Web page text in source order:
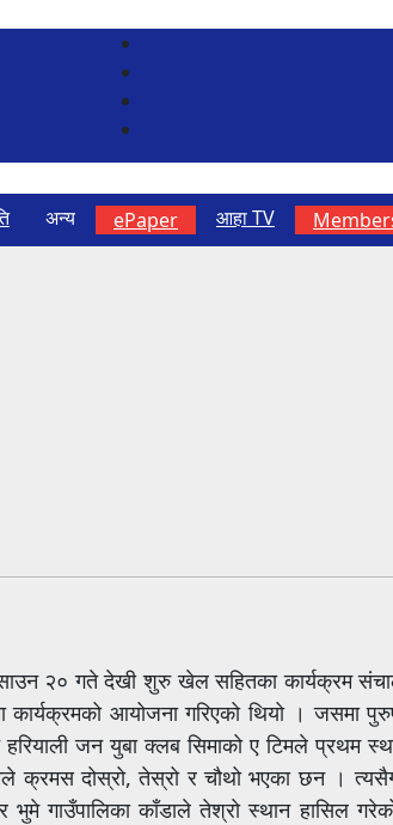
अन्य ePaper आहा TV
साउन २० गते देखी शुरु खेल सहितका कार्यक्रम
कार्यक्रमको आयोजना गरिएको थियो । जसमा
हरियाली जन युबा क्लब सिमाको ए टिमले प्रथम
क्रमस दोस्रो, तेस्रो र चौथो भएका छन ।
गाउँपालिका काँडाले तेश्रो स्थान हासिल